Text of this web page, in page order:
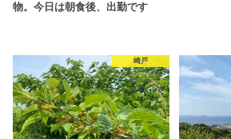
物。今日は朝食後、出勤です
崎戸